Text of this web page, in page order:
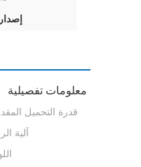
معلومات تفصيلية
قدرة التحميل
آلية